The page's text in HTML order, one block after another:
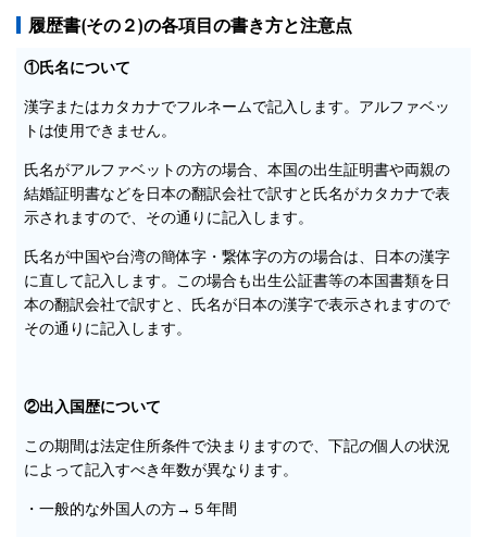
履歴書(その２)の各項目の書き方と注意点
①氏名について
漢字またはカタカナでフルネームで記入します。アルファベッ
トは使用できません。
氏名がアルファベットの方の場合、本国の出生証明書や両親の
結婚証明書などを日本の翻訳会社で訳すと氏名がカタカナで表
示されますので、その通りに記入します。
氏名が中国や台湾の簡体字・繋体字の方の場合は、日本の漢字
に直して記入します。この場合も出生公証書等の本国書類を日
本の翻訳会社で訳すと、氏名が日本の漢字で表示されますので
その通りに記入します。
②出入国歴について
この期間は法定住所条件で決まりますので、下記の個人の状況
によって記入すべき年数が異なります。
・一般的な外国人の方→５年間